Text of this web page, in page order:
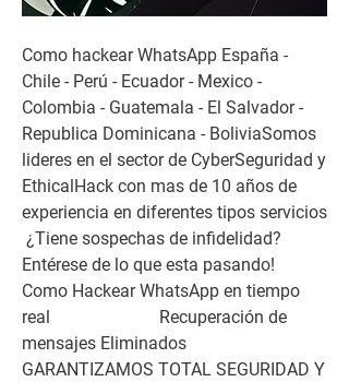
Como hackear WhatsApp España -
Chile - Perú - Ecuador - Mexico -
Colombia - Guatemala - El Salvador -
Republica Dominicana - BoliviaSomos
lideres en el sector de CyberSeguridad y
EthicalHack con mas de 10 años de
experiencia en diferentes tipos servicios
¿Tiene sospechas de infidelidad?
Entérese de lo que esta pasando!
Como Hackear WhatsApp en tiempo
real                         Recuperación de
mensajes Eliminados
GARANTIZAMOS TOTAL SEGURIDAD Y